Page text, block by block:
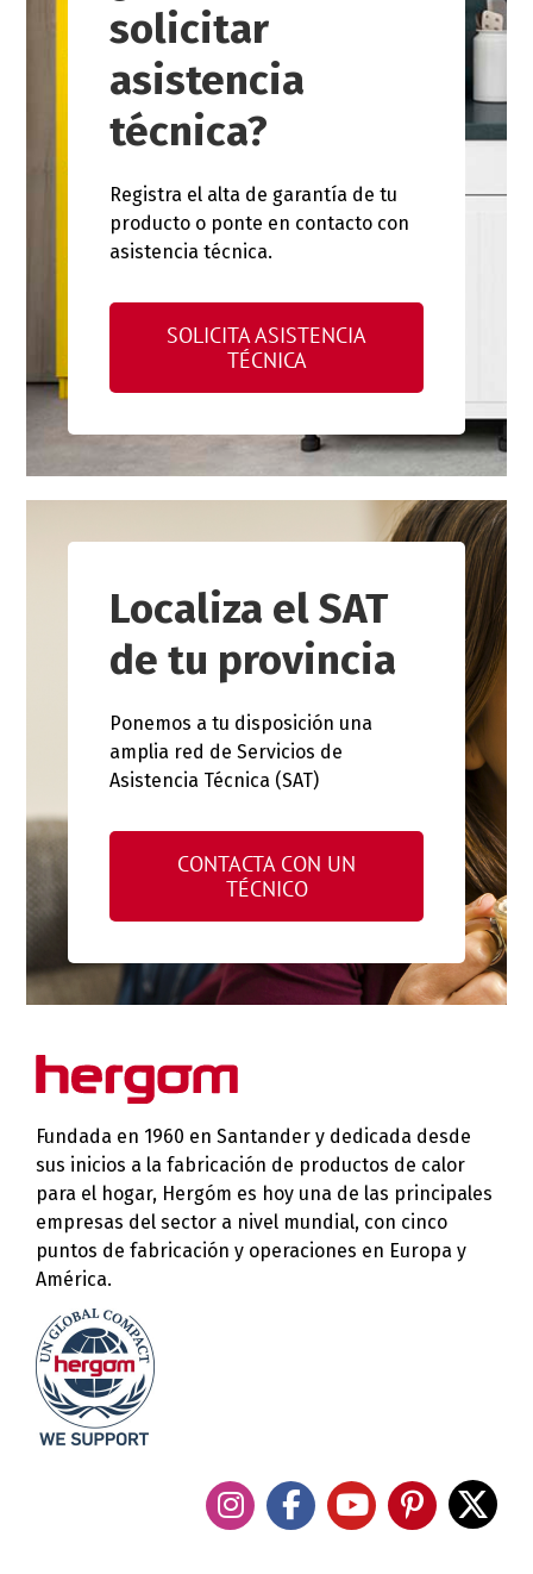
solicitar
asistencia
técnica?
Registra el alta de garantía de tu
producto o ponte en contacto con
asistencia técnica.
SOLICITA ASISTENCIA
TÉCNICA
Localiza el SAT
de tu provincia
Ponemos a tu disposición una
amplia red de Servicios de
Asistencia Técnica (SAT)
CONTACTA CON UN
TÉCNICO
Fundada en 1960 en Santander y dedicada desde
sus inicios a la fabricación de productos de calor
para el hogar, Hergóm es hoy una de las principales
empresas del sector a nivel mundial, con cinco
puntos de fabricación y operaciones en Europa y
América.